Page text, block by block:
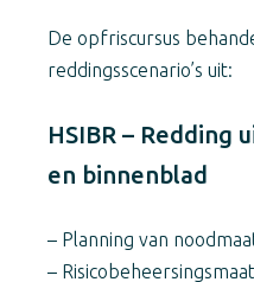
De opfriscursus
reddingsscenario’s uit:
HSIBR – Redding
en binnenblad
– Planning van
–